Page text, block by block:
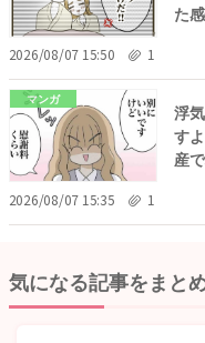
た
2026/08/07 15:50 1
マンガ
浮
す
産
2026/08/07 15:35 1
気になる記事をまと